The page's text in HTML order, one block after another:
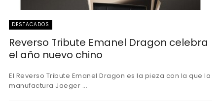
DESTACADOS
Reverso Tribute Emanel Dragon celebra
el año nuevo chino
El Reverso Tribute Emanel Dragon es la pieza con la que la
manufactura Jaeger ...